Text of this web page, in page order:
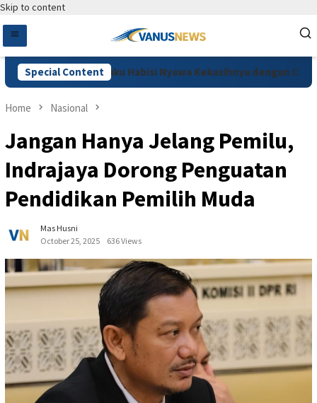
Skip to content
Special Content
Cemburu, Pelaku Habisi Nyawa Kekasihnya dengan Cara
Home Nasional
Jangan Hanya Jelang Pemilu,
Indrajaya Dorong Penguatan
Pendidikan Pemilih Muda
Mas Husni
October 25, 2025
636 Views